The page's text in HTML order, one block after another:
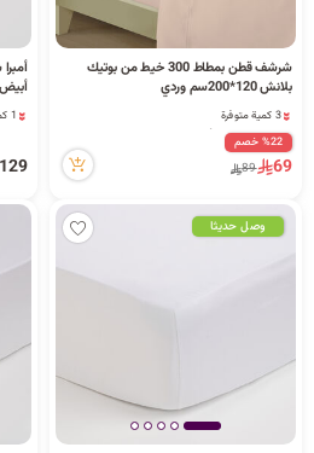
شرشف قطن بمطاط 300 خيط من بوتيك
بلانش 120*200سم وردي
3 كمية متوفرة
6 مشاهدة مؤخراً
%22 خصم
69
89
أبيض كينج
4 مشاهدة مؤخراً
129
وصل حديثا